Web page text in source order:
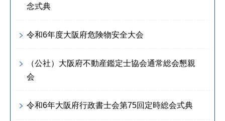
念式典
令和6年度大阪府危険物安全大会
（公社）大阪府不動産鑑定士協会通常総会懇親
会
令和6年大阪府行政書士会第75回定時総会式典